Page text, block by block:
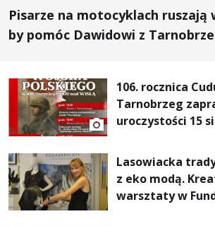
Pisarze na motocyklach ruszają
by pomóc Dawidowi z
106. rocznica
Tarnobrzeg
uroczystości 15
Lasowiacka
z eko modą.
warsztaty w